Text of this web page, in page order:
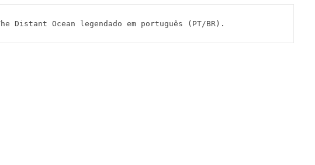
Distant Ocean legendado em português (PT/BR).